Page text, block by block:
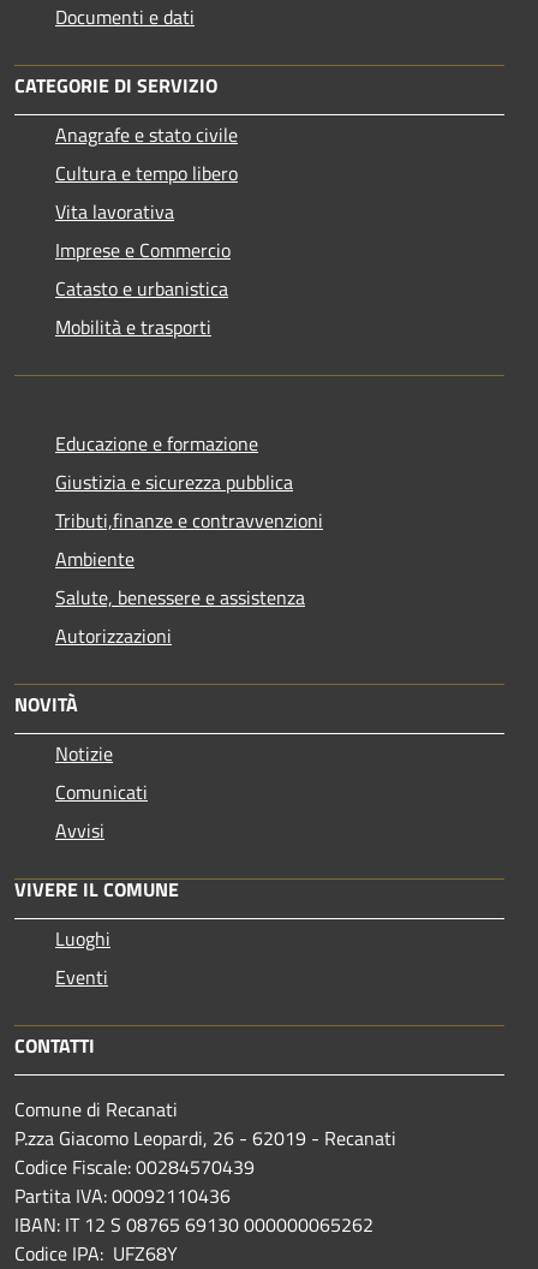
Documenti e dati
CATEGORIE DI SERVIZIO
Anagrafe e stato civile
Cultura e tempo libero
Vita lavorativa
Imprese e Commercio
Catasto e urbanistica
Mobilità e trasporti
Educazione e formazione
Giustizia e sicurezza pubblica
Tributi,finanze e contravvenzioni
Ambiente
Salute, benessere e assistenza
Autorizzazioni
NOVITÀ
Notizie
Comunicati
Avvisi
VIVERE IL COMUNE
Luoghi
Eventi
CONTATTI
Comune di Recanati
P.zza Giacomo Leopardi, 26 - 62019 - Recanati
Codice Fiscale: 00284570439
Partita IVA: 00092110436
IBAN: IT 12 S 08765 69130 000000065262
Codice IPA: UFZ68Y